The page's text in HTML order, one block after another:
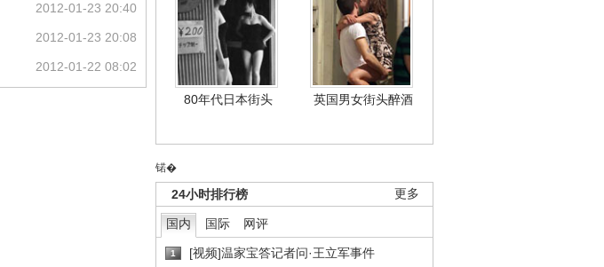
80年代日本街头 英国男女街头醉酒
锘�
更多
24小时排行榜
国内 国际 网评
1 [视频]温家宝答记者问·王立军事件
2012-01-23 20:40
2012-01-23 20:08
2012-01-22 08:02